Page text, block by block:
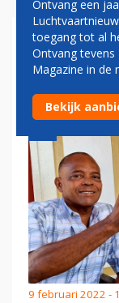
DYAMI
NAAR
9 februari 2022 -
Ontvang een
toegang tot al
Ontvang
Magazine in de
Bekijk